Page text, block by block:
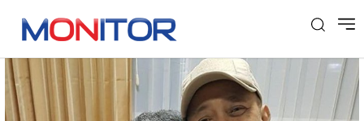
Tag: indro